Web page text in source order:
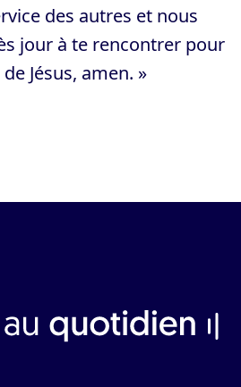
des autres et nous
jour à te rencontrer pour
Jésus, amen. »